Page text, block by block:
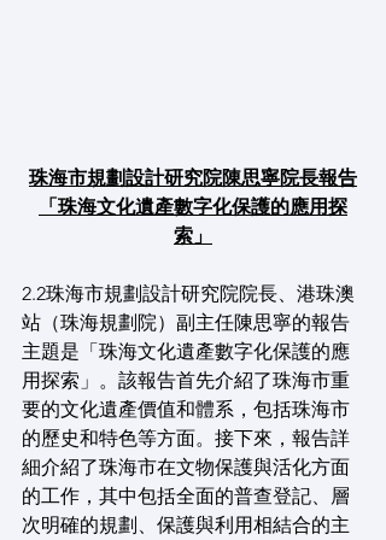
珠海市規劃設計研究院陳思寧院長報告
「珠海文化遺產數字化保護的應用探
索」
2.2珠海市規劃設計研究院院長、港珠澳
站（珠海規劃院）副主任陳思寧的報告
主題是「珠海文化遺產數字化保護的應
用探索」。該報告首先介紹了珠海市重
要的文化遺產價值和體系，包括珠海市
的歷史和特色等方面。接下來，報告詳
細介紹了珠海市在文物保護與活化方面
的工作，其中包括全面的普查登記、層
次明確的規劃、保護與利用相結合的主